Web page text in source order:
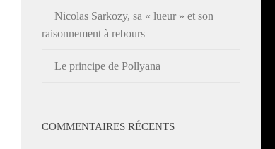
Nicolas Sarkozy, sa « lueur » et son
raisonnement à rebours
Le principe de Pollyana
COMMENTAIRES RÉCENTS